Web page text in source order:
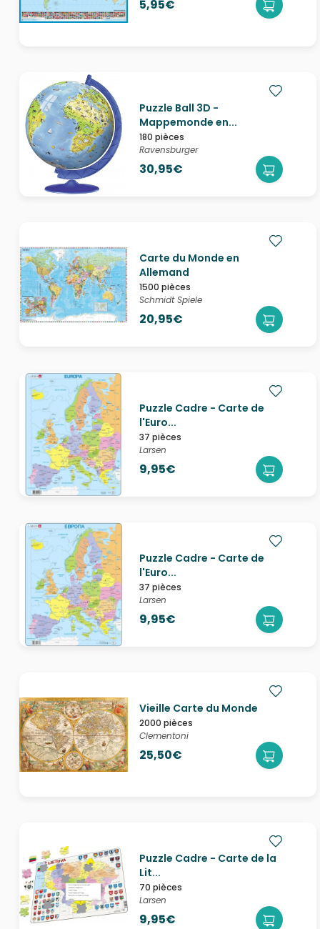
5,95€
Puzzle Ball 3D -
Mappemonde en...
180 pièces
Ravensburger
30,95€
Carte du Monde en
Allemand
1500 pièces
Schmidt Spiele
20,95€
Puzzle Cadre - Carte de
l'Euro...
37 pièces
Larsen
9,95€
Puzzle Cadre - Carte de
l'Euro...
37 pièces
Larsen
9,95€
Vieille Carte du Monde
2000 pièces
Clementoni
25,50€
Puzzle Cadre - Carte de la
Lit...
70 pièces
Larsen
9,95€